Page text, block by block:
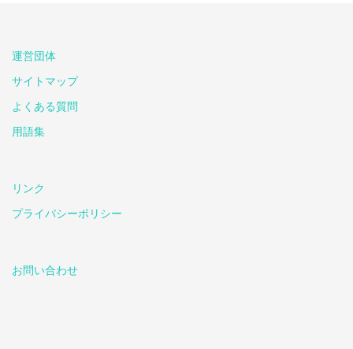
運営団体
サイトマップ
よくある質問
用語集
リンク
プライバシーポリシー
お問い合わせ